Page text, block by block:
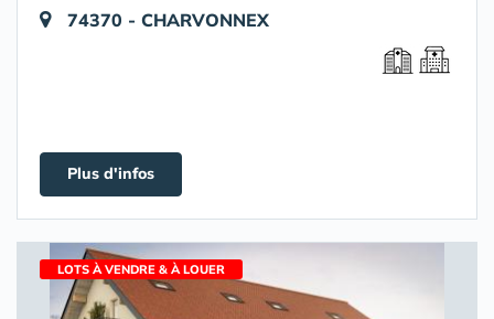
74370 - CHARVONNEX
Plus d'infos
LOTS À VENDRE & À LOUER